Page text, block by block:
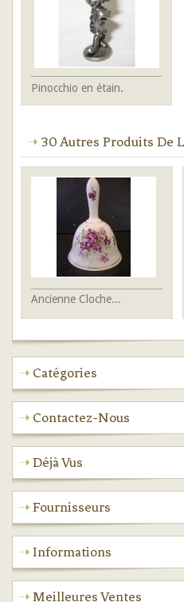
Pinocchio en étain.
30 Autres Produits De
Ancienne Cloche...
Catégories
Contactez-Nous
Déjà Vus
Fournisseurs
Informations
Meilleures Ventes